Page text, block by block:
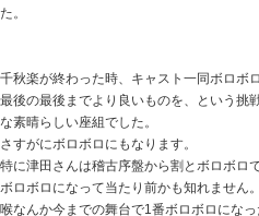
た。
千秋楽が終わった時、キャスト一同ボロボ
最後の最後までより良いものを、という挑
な素晴らしい座組でした。
さすがにボロボロにもなります。
特に津田さんは稽古序盤から割とボロボロ
ボロボロになって当たり前かも知れません
喉なんか今までの舞台で1番ボロボロになっ